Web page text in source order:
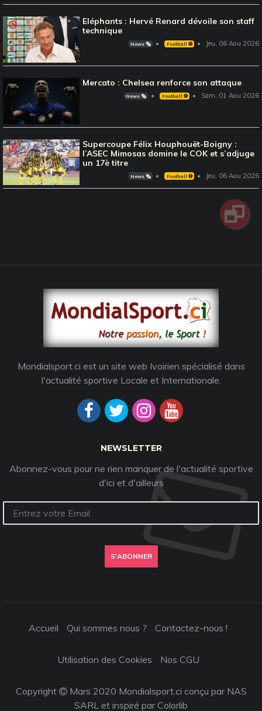
Eléphants : Hervé Renard dévoile son staff
technique
News 🗞️ Football ⚽️ Jeu, 06 Aou 2026
Mercato : Chelsea renforce son attaque
News 🗞️ Football ⚽️ Sam, 01 Aou 2026
Supercoupe Félix Houphouët-Boigny :
l’ASEC Mimosas domine le COK et s’adjuge
un 17è titre
News 🗞️ Football ⚽️ Jeu, 06 Aou 2026
Mondialsport.ci est un site web Ivoirien spécialisé dans
l'actualité sportive Locale et Internationale.
NEWSLETTER
Abonnez-vous pour ne rien manquer de l'actualité sportive
d'ici et d'ailleurs
S'ABONNER
Accueil Qui sommes nous ? Contactez-nous !
Utilisation des Cookies Nos CGU
Copyright
Mars 2020 Mondialsport.ci conçu par NAS
SARL et inspiré parColorlib